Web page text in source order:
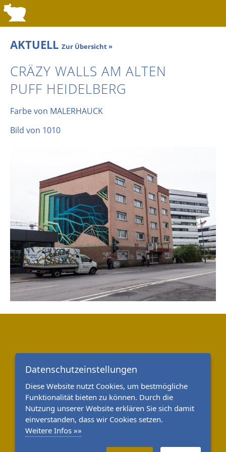
AKTUELL Zur Übersicht »
CRÄZY WALLS AM ALTEN
PUFF HEIDELBERG
Farbe von MALERHAUCK
Bild von 1010
Datenschutzeinstellungen
Diese Website nutzt Cookies, um bestmögliche
Funktionalität bieten zu können. Durch die
Nutzung unserer Website erklären Sie sich damit
einverstanden, dass wir Cookies setzen.
Weitere Infos »»